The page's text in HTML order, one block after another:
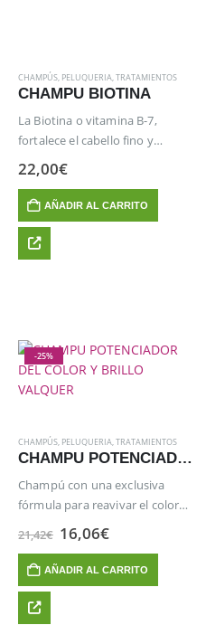
elegir
en
página
de
producto
CHAMPÚS, PELUQUERIA,TRATAMIENTOS
CHAMPU BIOTINA
La Biotina o vitamina B-7,
fortalece el cabello fino y
22,00€
AÑADIR AL CARRITO
-25%
CHAMPÚS, PELUQUERIA,TRATAMIENTOS
CHAMPU POTENCIADOR DEL COLOR Y BRILLO VALQUER
Champú con una exclusiva
fórmula para reavivar el color
del cabello.
21,42€ El
precio
original
era:
21,42€.
16,06€El
actual
es:
16,06€.
AÑADIR AL CARRITO